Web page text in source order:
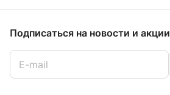
Подписаться на новости и акции